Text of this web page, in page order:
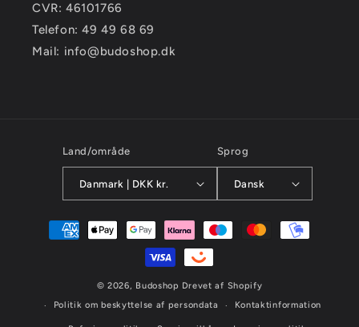
CVR: 46101766
Telefon: 49 49 68 69
Mail: info@budoshop.dk
Land/område
Danmark | DKK kr.
Sprog
Dansk
Betalingsmetoder
© 2026, Budoshop Drevet af Shopify
Politik om beskyttelse af persondata
Kontaktinformation